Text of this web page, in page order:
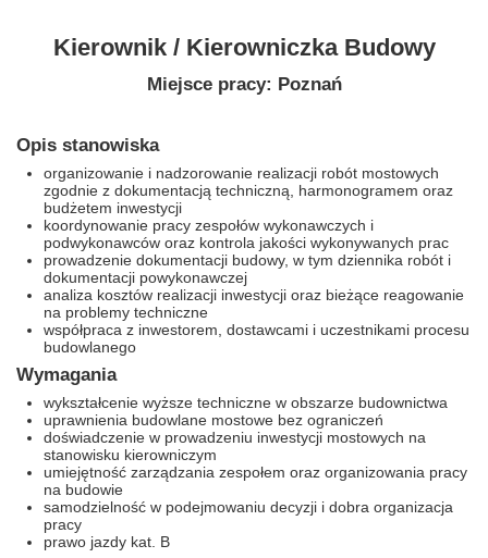
Kierownik / Kierowniczka Budowy
Miejsce pracy: Poznań
Opis stanowiska
organizowanie i nadzorowanie realizacji robót mostowych
zgodnie z dokumentacją techniczną, harmonogramem oraz
budżetem inwestycji
koordynowanie pracy zespołów wykonawczych i
podwykonawców oraz kontrola jakości wykonywanych prac
prowadzenie dokumentacji budowy, w tym dziennika robót i
dokumentacji powykonawczej
analiza kosztów realizacji inwestycji oraz bieżące reagowanie
na problemy techniczne
współpraca z inwestorem, dostawcami i uczestnikami procesu
budowlanego
Wymagania
wykształcenie wyższe techniczne w obszarze budownictwa
uprawnienia budowlane mostowe bez ograniczeń
doświadczenie w prowadzeniu inwestycji mostowych na
stanowisku kierowniczym
umiejętność zarządzania zespołem oraz organizowania pracy
na budowie
samodzielność w podejmowaniu decyzji i dobra organizacja
pracy
prawo jazdy kat. B